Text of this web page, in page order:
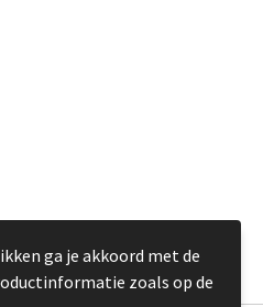
ga je akkoord met de
zoals op de